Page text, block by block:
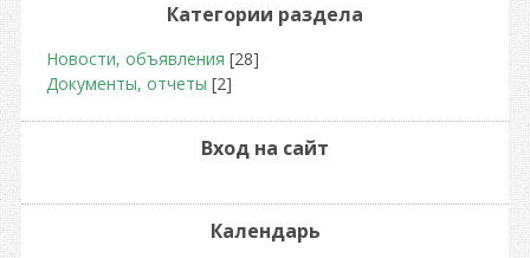
Категории раздела
Новости, объявления [28]
Документы, отчеты [2]
Вход на сайт
Календарь